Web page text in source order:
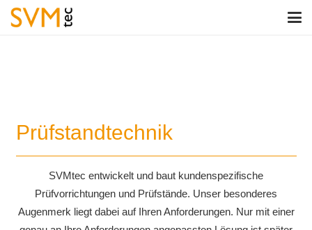
Prüfstandtechnik
SVMtec entwickelt und baut kundenspezifische
Prüfvorrichtungen und Prüfstände. Unser besonderes
Augenmerk liegt dabei auf Ihren Anforderungen. Nur mit einer